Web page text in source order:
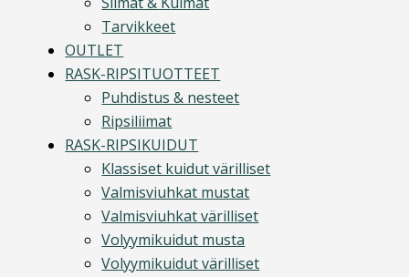
Tarvikkeet
OUTLET
RASK-RIPSITUOTTEET
Puhdistus & nesteet
Ripsiliimat
RASK-RIPSIKUIDUT
Klassiset kuidut värilliset
Valmisviuhkat mustat
Valmisviuhkat värilliset
Volyymikuidut musta
Volyymikuidut värilliset